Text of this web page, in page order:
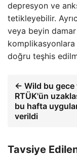
depresyon ve
tetikleyebilir.
veya beyin damar
doğru teşhis
← Wild bu gece
RTÜK'ün
bu hafta
verildi
Tavsiye